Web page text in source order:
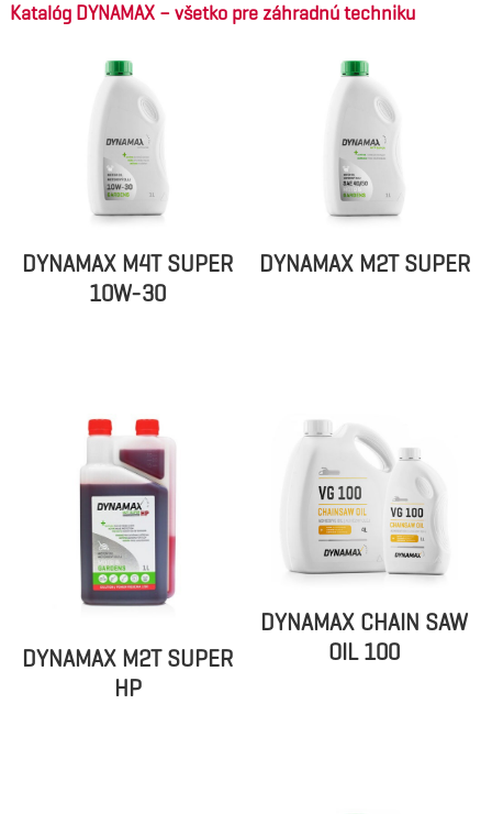
Katalóg DYNAMAX – všetko pre záhradnú techniku
DYNAMAX M4T SUPER
10W-30
DYNAMAX M2T SUPER
DYNAMAX M2T SUPER
HP
DYNAMAX CHAIN SAW
OIL 100